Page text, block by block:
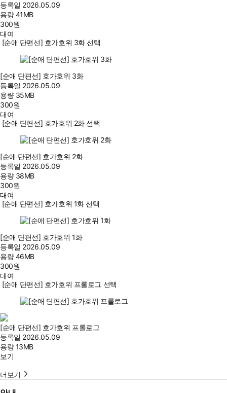
등록일 2026.05.09
용량41MB
300원
대여
[순애 단편선] 호가호위 3화 선택
[순애 단편선] 호가호위 3화
등록일 2026.05.09
용량 35MB
300원
대여
[순애 단편선] 호가호위 2화 선택
[순애 단편선] 호가호위 2화
등록일 2026.05.09
용량 38MB
300원
대여
[순애 단편선] 호가호위 1화 선택
[순애 단편선] 호가호위 1화
등록일 2026.05.09
용량46MB
300원
대여
[순애 단편선] 호가호위 프롤로그 선택
[순애 단편선] 호가호위 프롤로그
등록일 2026.05.09
용량13MB
보기
더보기